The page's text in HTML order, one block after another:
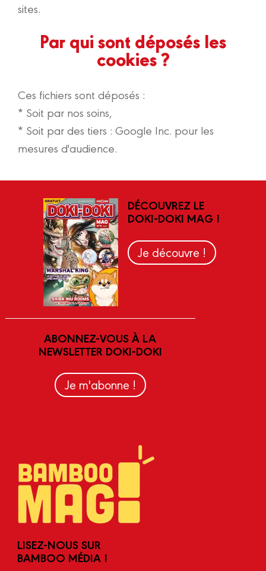
sites.
Par qui sont déposés les
cookies ?
Ces fichiers sont déposés :
* Soit par nos soins,
* Soit par des tiers : Google Inc. pour les
mesures d'audience.
DÉCOUVREZ LE
DOKI-DOKI MAG !
Je découvre !
ABONNEZ-VOUS À LA
NEWSLETTER DOKI-DOKI
Je m'abonne !
LISEZ-NOUS SUR
BAMBOO MÉDIA !